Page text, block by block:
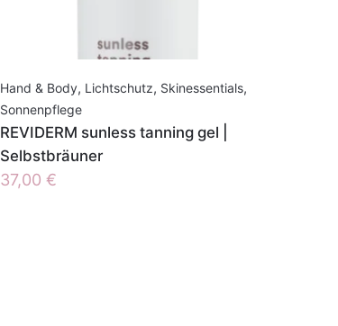
Hand & Body, Lichtschutz, Skinessentials,
Sonnenpflege
REVIDERM sunless tanning gel |
Selbstbräuner
37,00 €